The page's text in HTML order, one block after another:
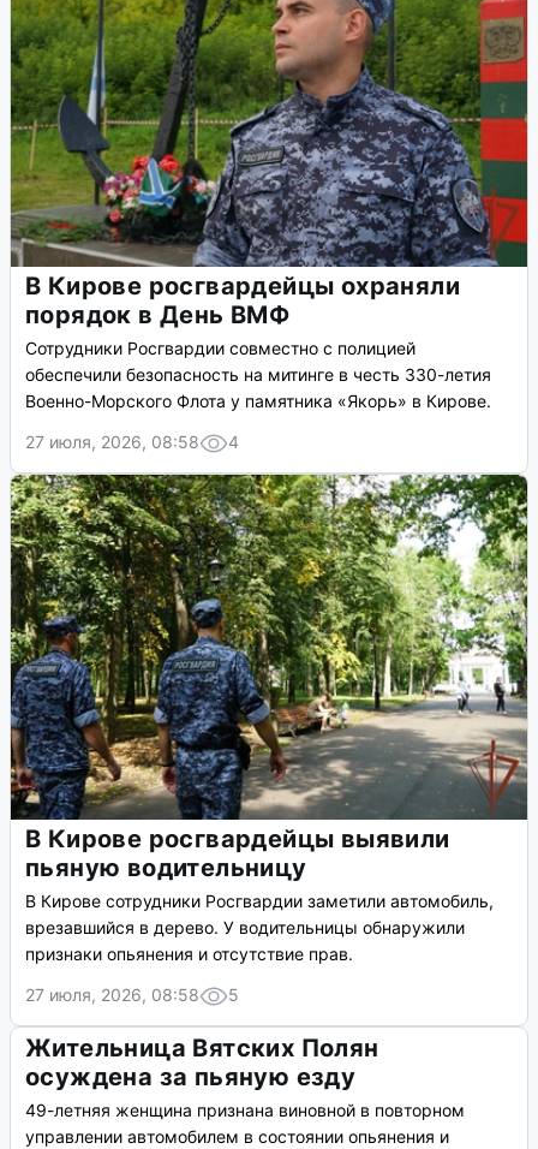
В Кирове росгвардейцы охраняли
порядок в День ВМФ
Сотрудники Росгвардии совместно с полицией
обеспечили безопасность на митинге в честь 330-летия
Военно-Морского Флота у памятника «Якорь» в Кирове.
27 июля, 2026, 08:58
4
В Кирове росгвардейцы выявили
пьяную водительницу
В Кирове сотрудники Росгвардии заметили автомобиль,
врезавшийся в дерево. У водительницы обнаружили
признаки опьянения и отсутствие прав.
27 июля, 2026, 08:58
5
Жительница Вятских Полян
осуждена за пьяную езду
49-летняя женщина признана виновной в повторном
управлении автомобилем в состоянии опьянения и